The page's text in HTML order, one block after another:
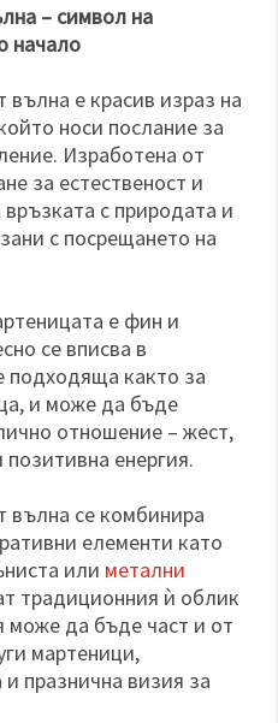
– символ на
начало
вълна е красив израз на
носи послание за
Изработена от
за естественост и
с природата и
с посрещането на
е фин и
се вписва в
подходяща както за
и може да бъде
отношение – жест,
енергия.
вълна се комбинира
елементи като
или метални
традиционния ѝ облик
може да бъде част и от
мартеници,
празнична визия за